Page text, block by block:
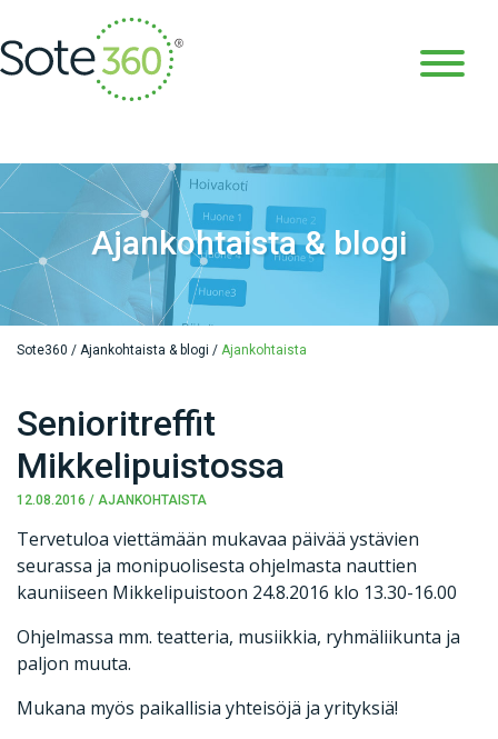
Ajankohtaista & blogi
Sote360 / Ajankohtaista & blogi / Ajankohtaista
Senioritreffit
Mikkelipuistossa
12.08.2016 / AJANKOHTAISTA
Tervetuloa viettämään mukavaa päivää ystävien
seurassa ja monipuolisesta ohjelmasta nauttien
kauniiseen Mikkelipuistoon 24.8.2016 klo 13.30-16.00
Ohjelmassa mm. teatteria, musiikkia, ryhmäliikunta ja
paljon muuta.
Mukana myös paikallisia yhteisöjä ja yrityksiä!